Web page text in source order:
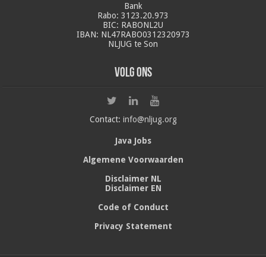
Bank
Rabo: 3123.20.973
BIC: RABONL2U
IBAN: NL47RABO0312320973
NLJUG te Son
Volg ons
Contact: info@nljug.org
Java Jobs
Algemene Voorwaarden
Disclaimer NL
Disclaimer EN
Code of Conduct
Privacy Statement